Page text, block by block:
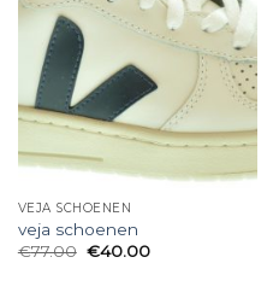
VEJA SCHOENEN
veja schoenen
€77.00 €40.00